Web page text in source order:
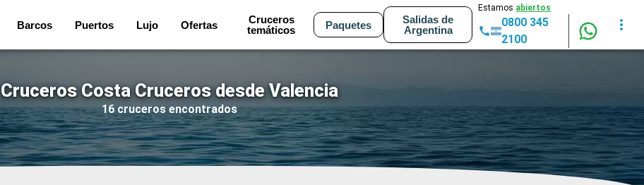
Barcos Puertos Lujo Ofertas
Cruceros
temáticos
Paquetes
Salidas de
Argentina
Estamos abiertos
0800 345
2100
Cruceros Costa Cruceros desde Valencia
16 cruceros encontrados